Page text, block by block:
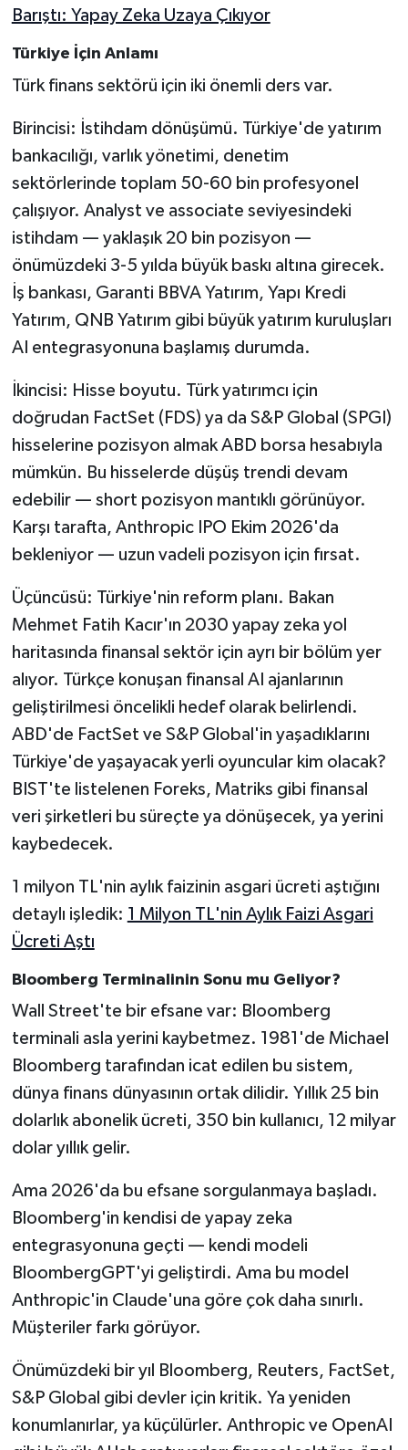
Barıştı: Yapay Zeka Uzaya Çıkıyor
Türkiye İçin Anlamı
Türk finans sektörü için iki önemli ders var.
Birincisi: İstihdam dönüşümü. Türkiye'de yatırım
bankacılığı, varlık yönetimi, denetim
sektörlerinde toplam 50-60 bin profesyonel
çalışıyor. Analyst ve associate seviyesindeki
istihdam — yaklaşık 20 bin pozisyon —
önümüzdeki 3-5 yılda büyük baskı altına girecek.
İş bankası, Garanti BBVA Yatırım, Yapı Kredi
Yatırım, QNB Yatırım gibi büyük yatırım kuruluşları
AI entegrasyonuna başlamış durumda.
İkincisi: Hisse boyutu. Türk yatırımcı için
doğrudan FactSet (FDS) ya da S&P Global (SPGI)
hisselerine pozisyon almak ABD borsa hesabıyla
mümkün. Bu hisselerde düşüş trendi devam
edebilir — short pozisyon mantıklı görünüyor.
Karşı tarafta, Anthropic IPO Ekim 2026'da
bekleniyor — uzun vadeli pozisyon için fırsat.
Üçüncüsü: Türkiye'nin reform planı. Bakan
Mehmet Fatih Kacır'ın 2030 yapay zeka yol
haritasında finansal sektör için ayrı bir bölüm yer
alıyor. Türkçe konuşan finansal AI ajanlarının
geliştirilmesi öncelikli hedef olarak belirlendi.
ABD'de FactSet ve S&P Global'in yaşadıklarını
Türkiye'de yaşayacak yerli oyuncular kim olacak?
BIST'te listelenen Foreks, Matriks gibi finansal
veri şirketleri bu süreçte ya dönüşecek, ya yerini
kaybedecek.
1 milyon TL'nin aylık faizinin asgari ücreti aştığını
detaylı işledik: 1 Milyon TL'nin Aylık Faizi Asgari
Ücreti Aştı
Bloomberg Terminalinin Sonu mu Geliyor?
Wall Street'te bir efsane var: Bloomberg
terminali asla yerini kaybetmez. 1981'de Michael
Bloomberg tarafından icat edilen bu sistem,
dünya finans dünyasının ortak dilidir. Yıllık 25 bin
dolarlık abonelik ücreti, 350 bin kullanıcı, 12 milyar
dolar yıllık gelir.
Ama 2026'da bu efsane sorgulanmaya başladı.
Bloomberg'in kendisi de yapay zeka
entegrasyonuna geçti — kendi modeli
BloombergGPT'yi geliştirdi. Ama bu model
Anthropic'in Claude'una göre çok daha sınırlı.
Müşteriler farkı görüyor.
Önümüzdeki bir yıl Bloomberg, Reuters, FactSet,
S&P Global gibi devler için kritik. Ya yeniden
konumlanırlar, ya küçülürler. Anthropic ve OpenAI